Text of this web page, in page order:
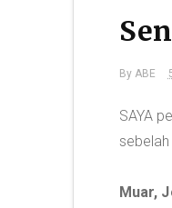
By ABE
SAYA
sebelah
Muar,